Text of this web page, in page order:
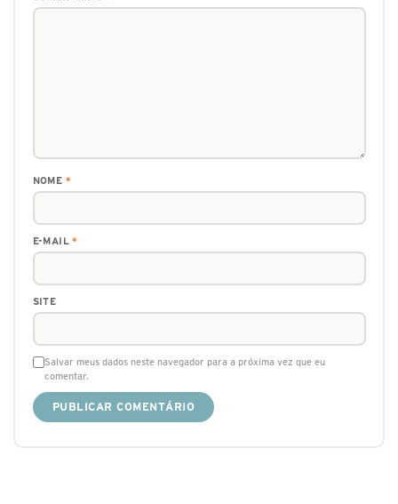
NOME *
E-MAIL*
SITE
Salvar meus dados neste navegador para a próxima vez que eu
comentar.